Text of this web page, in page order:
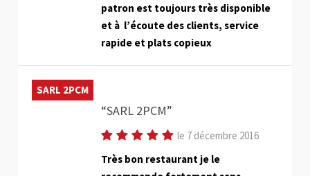
patron est toujours très disponible
et à l’écoute des clients, service
rapide et plats copieux
SARL 2PCM
SARL 2PCM
le 7 décembre 2016
Très bon restaurant je le